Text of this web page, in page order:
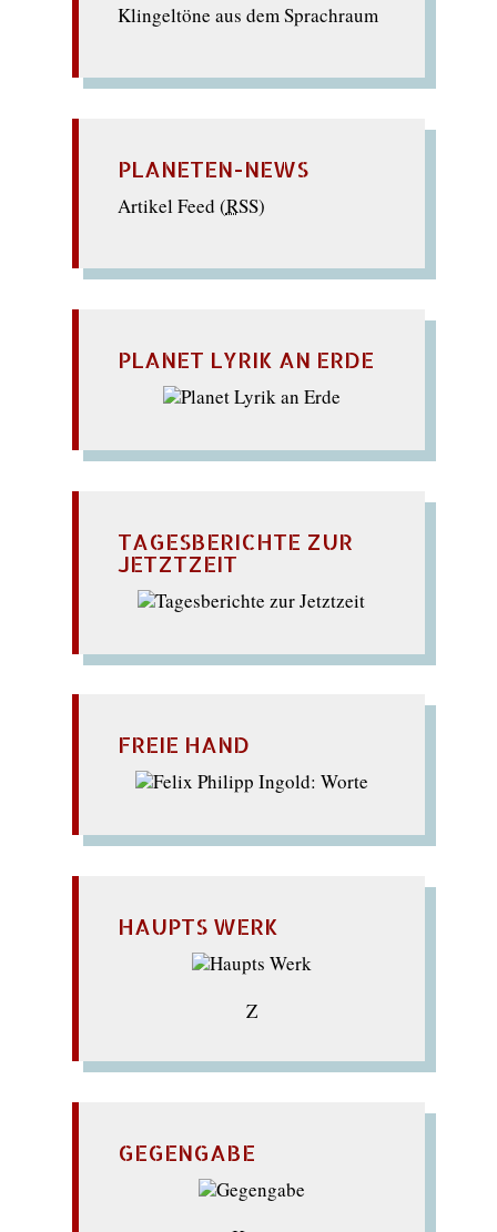
Klingeltöne aus dem Sprachraum
PLANETEN-NEWS
Artikel Feed (RSS)
PLANET LYRIK AN ERDE
TAGESBERICHTE ZUR
JETZTZEIT
FREIE HAND
HAUPTS WERK
Z
GEGENGABE